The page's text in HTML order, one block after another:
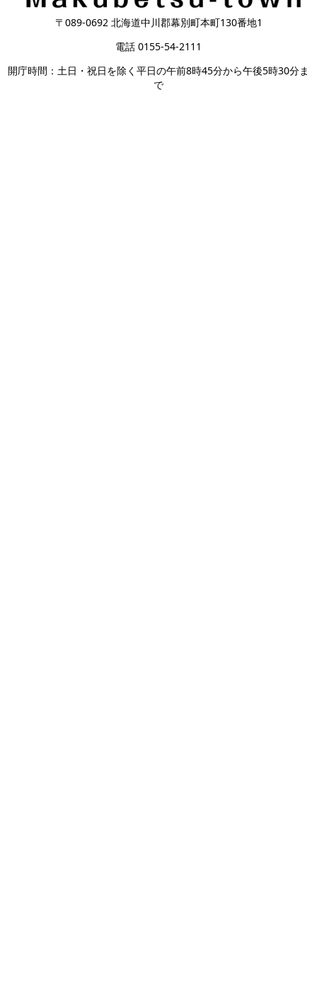
〒089-0692 北海道中川郡幕別町本町130番地1
電話 0155-54-2111
開庁時間：土日・祝日を除く平日の午前8時45分から午後5時30分ま
で